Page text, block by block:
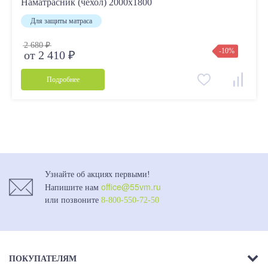
Наматрасник (чехол) 2000х1800
Для защиты матраса
2 680 ₽
от 2 410 ₽ -10%
Подробнее
Узнайте об акциях первыми!
Напишите нам office@55vm.ru
или позвоните 8-800-550-72-50
ПОКУПАТЕЛЯМ